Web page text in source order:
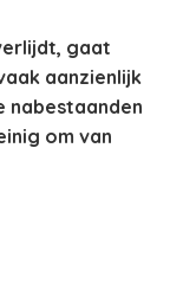
gaat
aanzienlijk
nabestaanden
om van